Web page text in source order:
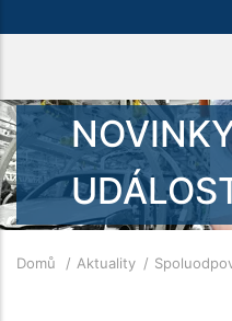
Drobečková
Domů Aktuality